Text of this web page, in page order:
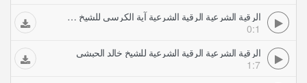
الرقية الشرعية الرقية الشرعية آية الكرسي للشيخ خالد الحبشي
0:1
الرقية الشرعية الرقية الشرعية للشيخ خالد الحبشي
1:7